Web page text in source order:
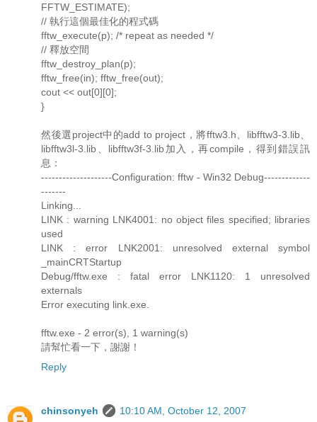
FFTW_ESTIMATE);
// 執行這個最佳化的程式碼
fftw_execute(p); /* repeat as needed */
// 釋放空間
fftw_destroy_plan(p);
fftw_free(in); fftw_free(out);
cout << out[0][0];
}
然後選project中的add to project，將fftw3.h、libfftw3-3.lib、
libfftw3l-3.lib、libfftw3f-3.lib加入，再compile，得到錯誤訊
息：
--------------------Configuration: fftw - Win32 Debug-------------
-------
Linking...
LINK : warning LNK4001: no object files specified; libraries
used
LINK : error LNK2001: unresolved external symbol
_mainCRTStartup
Debug/fftw.exe : fatal error LNK1120: 1 unresolved
externals
Error executing link.exe.
fftw.exe - 2 error(s), 1 warning(s)
請幫忙看一下，謝謝！
Reply
chinsonyeh
10:10 AM, October 12, 2007